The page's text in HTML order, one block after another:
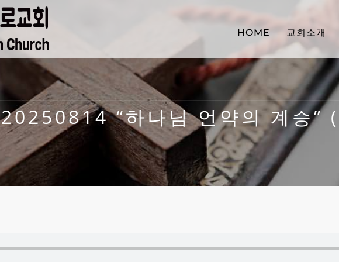
HOME 교회소개
20250814 “하나님 언약의 계승”